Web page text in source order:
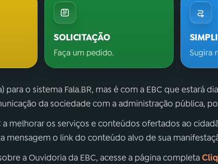
SOLICITAÇÃO
Faça um pedido. Sugira
o sistema Fala.BR, mas é com a EBC que estará
da sociedade com a administração pública,
a melhorar os serviços e conteúdos ofertados ao
mensagem o link do conteúdo alvo de sua
a Ouvidoria da EBC, acesse a página completa